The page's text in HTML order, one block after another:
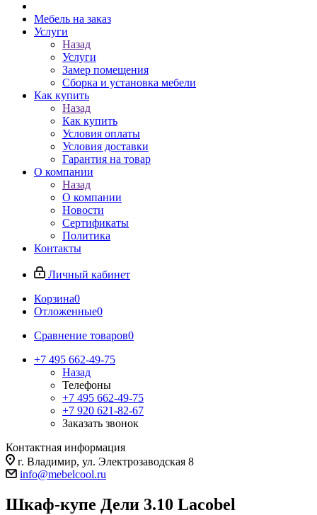
Мебель на заказ
Услуги
Назад
Услуги
Замер помещения
Сборка и установка мебели
Как купить
Назад
Как купить
Условия оплаты
Условия доставки
Гарантия на товар
О компании
Назад
О компании
Новости
Сертификаты
Политика
Контакты
Личный кабинет
Корзина0
Отложенные0
Сравнение товаров0
+7 495 662-49-75
Назад
Телефоны
+7 495 662-49-75
+7 920 621-82-67
Заказать звонок
Контактная информация
г. Владимир, ул. Электрозаводская 8
info@mebelcool.ru
Шкаф-купе Дели 3.10 Lacobel